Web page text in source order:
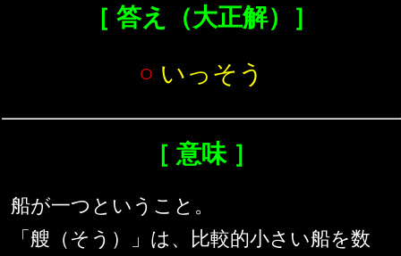
［ 答え（大正解）］
○ いっそう
［ 意味 ］
船が一つということ。
「艘（そう）」は、比較的小さい船を数